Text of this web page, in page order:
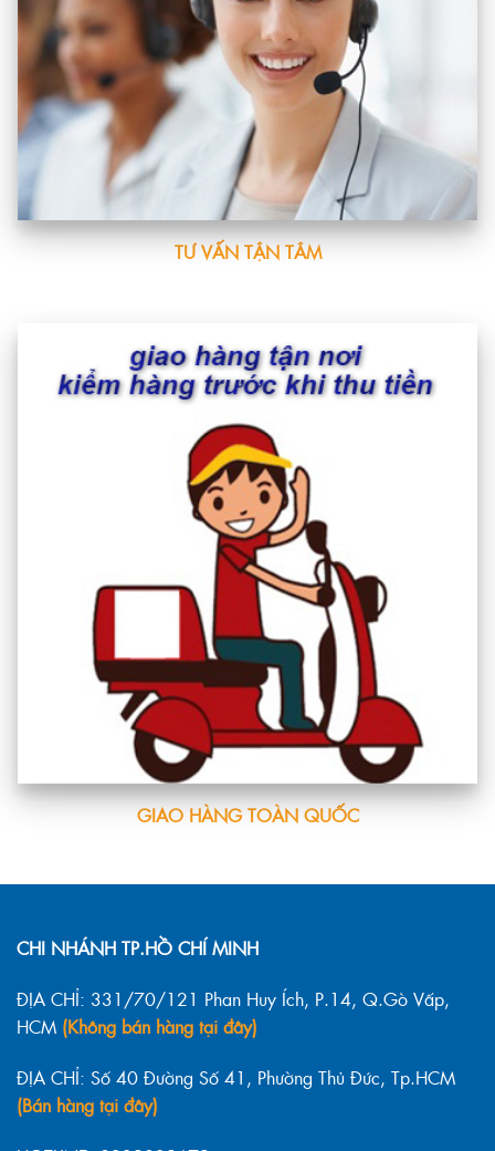
TƯ VẤN TẬN TÂM
GIAO HÀNG TOÀN QUỐC
CHI NHÁNH TP.HỒ CHÍ MINH
ĐỊA CHỈ: 331/70/121 Phan Huy Ích, P.14, Q.Gò Vấp,
HCM (Không bán hàng tại đây)
ĐỊA CHỈ: Số 40 Đường Số 41, Phường Thủ Đức, Tp.HCM
(Bán hàng tại đây)